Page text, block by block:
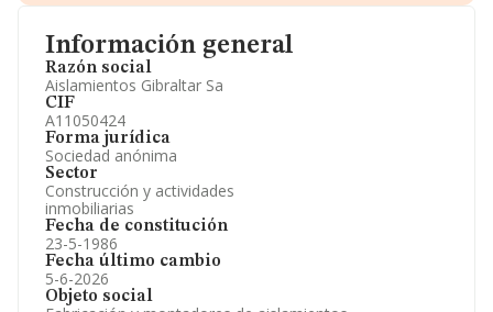
Información general
Razón social
Aislamientos Gibraltar Sa
CIF
A11050424
Forma jurídica
Sociedad anónima
Sector
Construcción y actividades
inmobiliarias
Fecha de constitución
23-5-1986
Fecha último cambio
5-6-2026
Objeto social
Información oficial y registral complementaria.